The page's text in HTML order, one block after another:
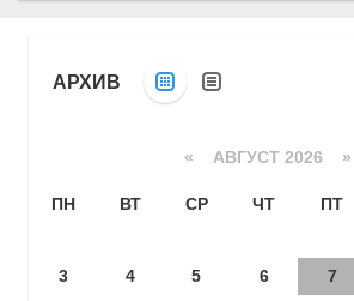
АРХИВ
« АВГУСТ 2026 »
ПН ВТ СР ЧТ ПТ
3
4 5 6 7